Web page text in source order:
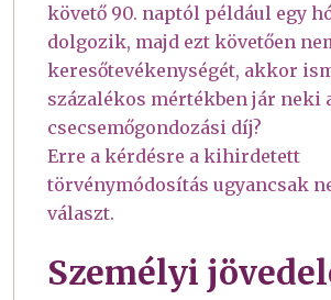
követő 90. naptól például egy
dolgozik, majd ezt követően
keresőtevékenységét, akkor
százalékos mértékben jár neki
csecsemőgondozási díj?
Erre a kérdésre a kihirdetett
törvénymódosítás ugyancsak
választ.
Személyi